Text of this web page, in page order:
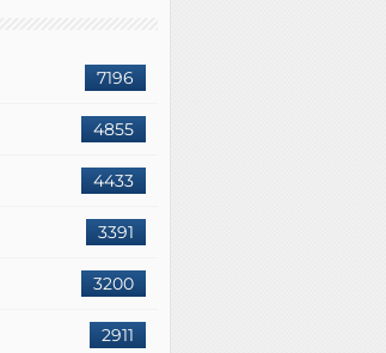
7196
4855
4433
3391
3200
2911